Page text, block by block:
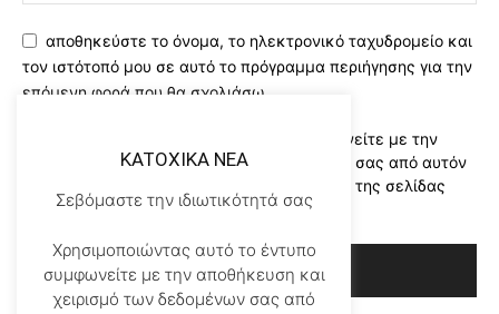
αποθηκεύστε το όνομα, το ηλεκτρονικό ταχυδρομείο και
τον ιστότοπό μου σε αυτό το πρόγραμμα περιήγησης για την
επόμενη φορά που θα σχολιάσω.
Χρησιμοποιώντας αυτό το έντυπο συμφωνείτε με την
αποθήκευση και χειρισμό των δεδομένων σας από αυτόν
τον ιστότοπο..Διαβάστε του ορους χρήσης της σελίδας
μας*
KATOXIKA NEA
Σεβόμαστε την ιδιωτικότητά σας
Χρησιμοποιώντας αυτό το έντυπο
συμφωνείτε με την αποθήκευση και
χειρισμό των δεδομένων σας από